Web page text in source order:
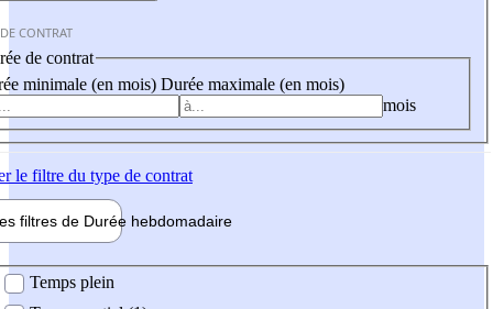
CONTRAT
de contrat
minimale (en mois) Durée maximale (en mois)
mois
le filtre du type de contrat
filtres de Durée hebdomadaire
Temps plein